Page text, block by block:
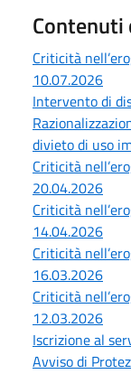
Criticità
10.07.2026
Intervento di
divieto di uso
Criticità
20.04.2026
Criticità
14.04.2026
Criticità
16.03.2026
Criticità
12.03.2026
Iscrizione al
Avviso di